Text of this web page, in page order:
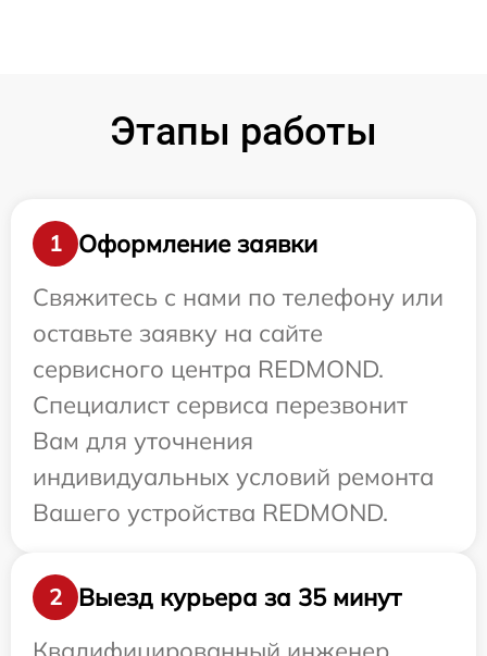
Этапы работы
1
Оформление заявки
Свяжитесь с нами по телефону или
оставьте заявку на сайте
сервисного центра REDMOND.
Специалист сервиса перезвонит
Вам для уточнения
индивидуальных условий ремонта
Вашего устройства REDMOND.
2
Выезд курьера за 35 минут